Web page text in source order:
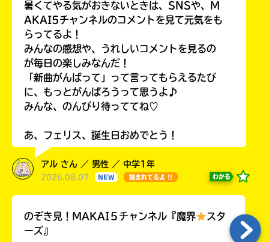
暑くてやる気がおきないときは、SNSや、M
AKAI5チャンネルのコメントを見て元気をも
らってるよ！
みんなの感想や、うれしいコメントを見るの
が毎日の楽しみなんだ！
「新曲がんばって」って言ってもらえるたび
に、もっとがんばろうって思うよ♪
みんな、のんびり待っててね♡
あ、フェリス、誕生日おめでとう！
アル さん ／ 男性 ／ 中学1年
2026.08.07 NEW 読まれてるよ !! わかる
のぞき見！MAKAI５チャンネル『魔界
スタ
ーズ』